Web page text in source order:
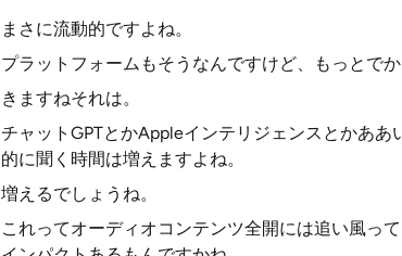
まさに流動的ですよね。
プラットフォームもそうなんですけど、もっとで
きますねそれは。
チャットGPTとかAppleインテリジェンスとかあ
的に聞く時間は増えますよね。
増えるでしょうね。
これってオーディオコンテンツ全開には追い風っ